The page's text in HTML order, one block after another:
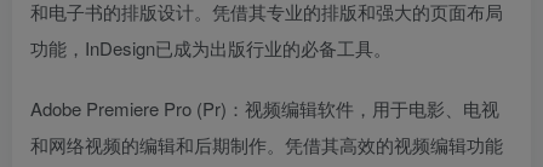
和电子书的排版设计。凭借其专业的排版和强大的页面布局
功能，InDesign已成为出版行业的必备工具。
Adobe Premiere Pro (Pr)：视频编辑软件，用于电影、电视
和网络视频的编辑和后期制作。凭借其高效的视频编辑功能